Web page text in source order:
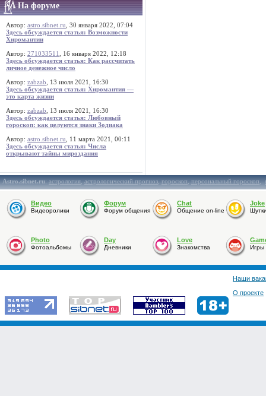
На форуме
Автор: astro.sibnet.ru , 30 января 2022, 07:04
Здесь обсуждается статья: Возможности
Хиромантии
Автор: 271033511
, 16 января 2022, 12:18
Здесь обсуждается статья: Как рассчитать
личное денежное число
Автор: zabzab , 13 июля 2021, 16:30
Здесь обсуждается статья: Хиромантия —
это карта жизни
Автор: zabzab , 13 июля 2021, 16:30
Здесь обсуждается статья: Любовный
гороскоп: как целуются знаки Зодиака
Автор: astro.sibnet.ru , 11 марта 2021, 00:11
Здесь обсуждается статья: Числа
открывают тайны мироздания
Astro.sibnet.ru:астрология,астрологический прогноз,гороскоп,персональный гороскоп,
Видео
Видеоролики
Форум
Форум общения
Chat
Общение on-line
Joke
Photo
Фотоальбомы
Day
Дневники
Love
Знакомства Игры
Наши
О проекте